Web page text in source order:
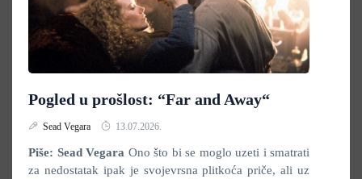
Pogled u prošlost: “Far and Away“
Sead Vegara 13.07.2026.
Piše: Sead Vegara Ono što bi se moglo uzeti i smatrati
za nedostatak ipak je svojevrsna plitkoća priče, ali uz